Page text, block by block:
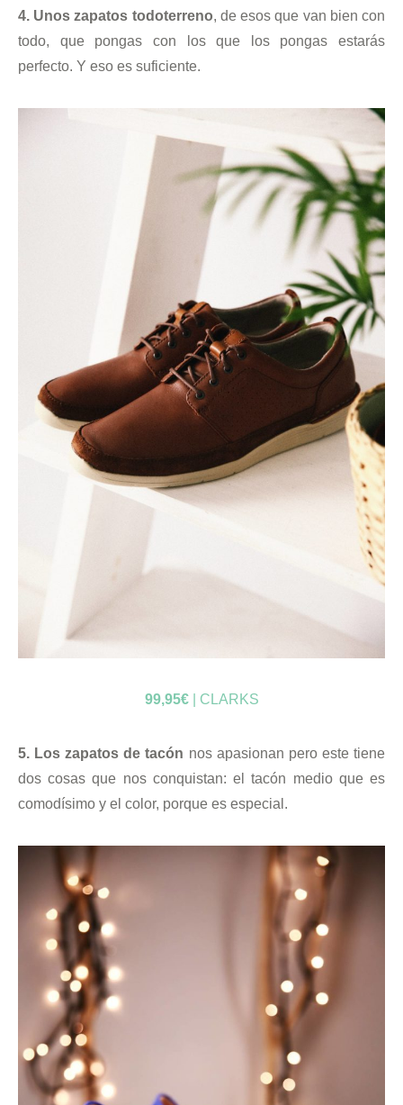
4. Unos zapatos todoterreno, de esos que van bien con
todo, que pongas con los que los pongas estarás
perfecto. Y eso es suficiente.
99,95€| CLARKS
5. Los zapatos de tacón nos apasionan pero este tiene
dos cosas que nos conquistan: el tacón medio que es
comodísimo y el color, porque es especial.